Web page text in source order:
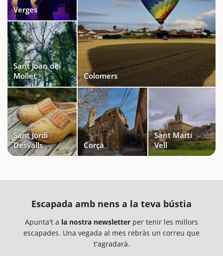
Verges
Sant Joan de
Mollet
Colomers
Sant Jordi
Desvalls
Corçà
Sant Martí
Vell
Escapada amb nens a la teva bústia
Apunta't a la nostra newsletter per tenir les millors
escapades. Una vegada al mes rebràs un correu que
t'agradarà.